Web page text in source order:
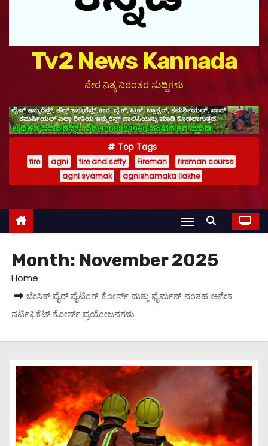
Tv2 News Kannada
ನೇರ ನಿತ್ಯ ನಿರಂತರ ಸುದ್ದಿಗಳು
Top Tags
fire agni fire and sefty Fireman
fireman course
agni syamak
agnishamaka ilakhe
Month: November 2025
Home
ಬೇಸಿಕ್ ಫೈರ್ ಫೈಟಿಂಗ್ ಕೋರ್ಸ್ ಮತ್ತು ಫೈರ್ಮನ್ ನಂತಹ ಅನೇಕ
ಸರ್ಟಿಫಿಕೆಟ್ ಕೋರ್ಸ್ ಪ್ರಯೋಜನಗಳು